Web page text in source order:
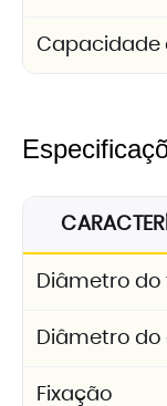
Capacidade
Diâmetro do
Diâmetro do
Fixação